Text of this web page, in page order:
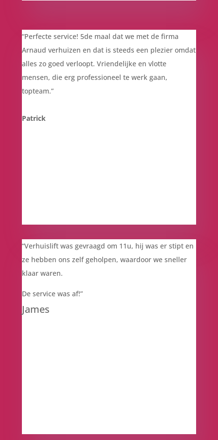
“Perfecte service! 5de maal dat we met de firma
Arnaud verhuizen en dat is steeds een plezier omdat
alles zo goed verloopt. Vriendelijke en vlotte
mensen, die erg professioneel te werk gaan,
topteam.”
Patrick
“Verhuislift was gevraagd om 11u, hij was er stipt en
ze hebben ons zelf geholpen, waardoor we sneller
klaar waren.
De service was af!”
James